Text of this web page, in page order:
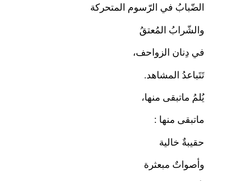
الضّبابُ في الرّسوم المتحركة
والشّرابُ المُعتقُ
في دِنان الزواحف،
تَتَباعدُ المشاهد.
يُلمُ ماتبقى منها،
ماتبقى منها :
حقيبةٌ خالية
وأصواتٌ مبعثرة